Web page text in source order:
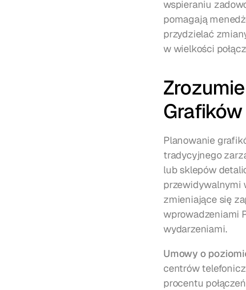
wspieraniu
pomagają
przydzielać
w wielkości
Planowanie
tradycyjnego
lub sklepów
przewidywalnymi
zmieniające się
wprowadzeniami
wydarzeniami.
Umowy o
centrów
procentu